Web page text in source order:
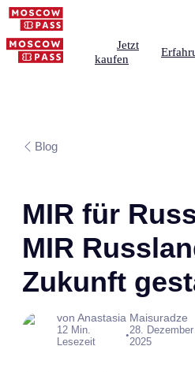
Jetzt
kaufen
Blog
MIR für
MIR
Zukunft
von Anastasia Maisuradze
12 Min.
Lesezeit
•28. Dezember
2025